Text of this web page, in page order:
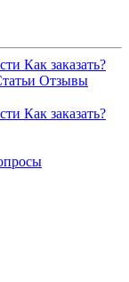
Как заказать?
Отзывы
Как заказать?